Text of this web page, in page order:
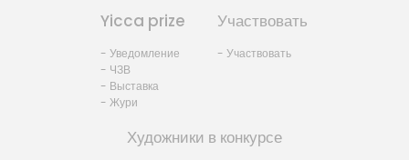
Yicca prize
- Уведомление
- ЧЗВ
- Выставка
- Жури
Участвовать
- Участвовать
Художники в конкурсе